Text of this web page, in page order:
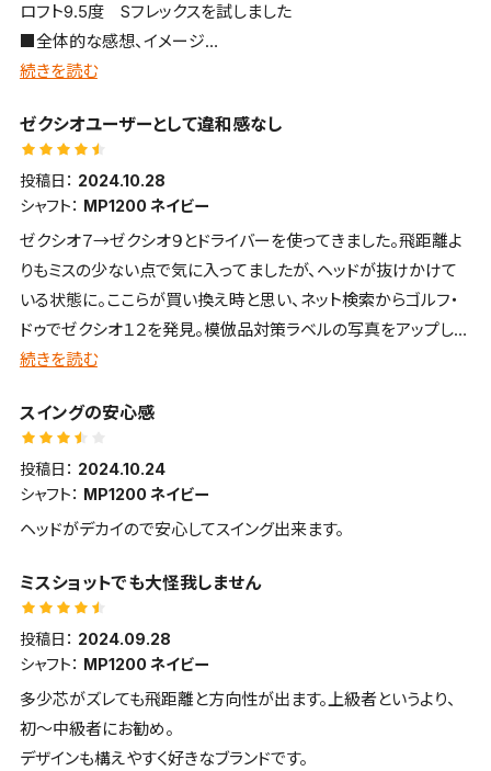
ロフト9.5度 Sフレックスを試しました
■全体的な感想、イメージ
硬質な打感・打音で前へ前へ飛ばせる
ロースピンで距離を稼げます
■方向性・コントロール性
掴まりがよいためか若干左へ飛びやすい
■構えやすさ・見た目・デザインについて
いかにも掴まりやすそうな顔をしており、フェードヒッターの自分
には少し構えにくい
■打感・打音など
カキーンと気持ちの良い打感・打音 好みは別れるかもしれませ
ん
さ
続きを読む
ゼクシオユーザーとして違和感なし
投稿日： 2024.10.28
シャフト： MP1200 ネイビー
ゼクシオ７→ゼクシオ９とドライバーを使ってきました。飛距離よ
りもミスの少ない点で気に入ってましたが、ヘッドが抜けかけて
いる状態に。ここらが買い換え時と思い、ネット検索からゴルフ・
ドゥでゼクシオ１２を発見。模倣品対策ラベルの写真をアップして
戴いて購入。
離が伸びた気がします。真芯よりトウ（先）寄りで打つと距離が出
ると同時に打感と打音が良い印象です。
中古ゆえヘッドの一部に塗装剥げがありましたが、車用塗料で補
修。問題はありません。
尚、当該ドライバーはコピー品が多いとのことで、購入後にメーカ
ています。
続きを読む
スイングの安心感
投稿日： 2024.10.24
シャフト： MP1200 ネイビー
ヘッドがデカイので安心してスイング出来ます。
ミスショットでも大怪我しません
投稿日： 2024.09.28
シャフト： MP1200 ネイビー
多少芯がズレても飛距離と方向性が出ます。上級者というより、
初〜中級者にお勧め。
デザインも構えやすく好きなブランドです。